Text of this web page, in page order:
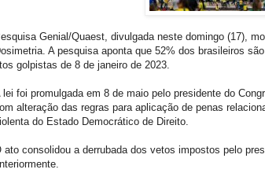
Genial/Quaest, divulgada neste domingo (17),
A pesquisa aponta que 52% dos brasileiros
golpistas de 8 de janeiro de 2023.
lei foi promulgada em 8 de maio pelo presidente do
alteração das regras para aplicação de penas
do Estado Democrático de Direito.
ato consolidou a derrubada dos vetos impostos pelo